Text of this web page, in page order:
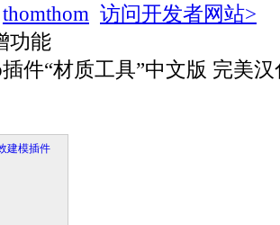
thomthom 访问开发者网站>
功能
插件“材质工具”中文版 完美